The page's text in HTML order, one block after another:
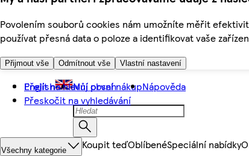
Povolením souborů cookies nám umožníte měřit
používat přesná data o poloze a identifikovat vaše
Přijmout vše Odmítnout vše Vlastní nastavení
Přejít na hlavní obsah
Přeskočit na vyhledávání
English Můj první nákupNápověda
Všechny kategorie Koupit teďOblíbenéSpeciální nabídky